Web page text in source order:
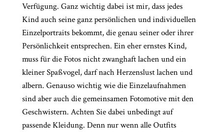
Verfügung. Ganz wichtig dabei ist mir, dass jedes
Kind auch seine ganz persönlichen und individuellen
Einzelportraits bekommt, die genau seiner oder ihrer
Persönlichkeit entsprechen. Ein eher ernstes Kind,
muss für die Fotos nicht zwanghaft lachen und ein
kleiner Spaßvogel, darf nach Herzenslust lachen und
albern. Genauso wichtig wie die Einzelaufnahmen
sind aber auch die gemeinsamen Fotomotive mit den
Geschwistern. Achten Sie dabei unbedingt auf
passende Kleidung. Denn nur wenn alle Outfits